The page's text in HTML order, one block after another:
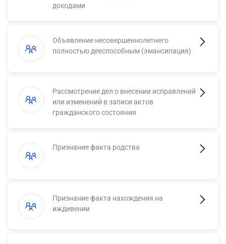
доходами
Объявление несовершеннолетнего
полностью дееспособным (эмансипация)
Рассмотрение дел о внесении исправлений
или изменений в записи актов
гражданского состояния
Признание факта родства
Признание факта нахождения на
иждивении